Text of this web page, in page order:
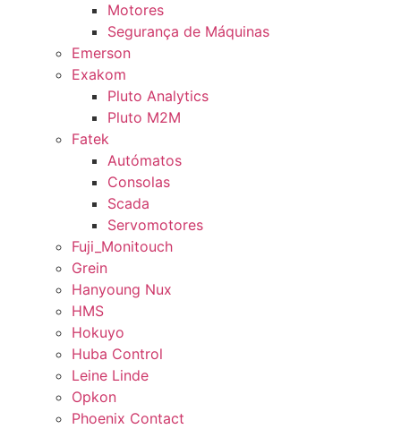
Motores
Segurança de Máquinas
Emerson
Exakom
Pluto Analytics
Pluto M2M
Fatek
Autómatos
Consolas
Scada
Servomotores
Fuji_Monitouch
Grein
Hanyoung Nux
HMS
Hokuyo
Huba Control
Leine Linde
Opkon
Phoenix Contact